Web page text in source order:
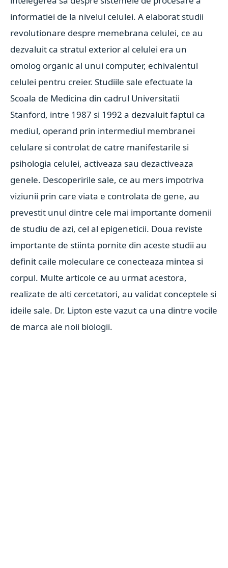
informatiei de la nivelul celulei. A elaborat studii
revolutionare despre memebrana celulei, ce au
dezvaluit ca stratul exterior al celulei era un
omolog organic al unui computer, echivalentul
celulei pentru creier. Studiile sale efectuate la
Scoala de Medicina din cadrul Universitatii
Stanford, intre 1987 si 1992 a dezvaluit faptul ca
mediul, operand prin intermediul membranei
celulare si controlat de catre manifestarile si
psihologia celulei, activeaza sau dezactiveaza
genele. Descoperirile sale, ce au mers impotriva
viziunii prin care viata e controlata de gene, au
prevestit unul dintre cele mai importante domenii
de studiu de azi, cel al epigeneticii. Doua reviste
importante de stiinta pornite din aceste studii au
definit caile moleculare ce conecteaza mintea si
corpul. Multe articole ce au urmat acestora,
realizate de alti cercetatori, au validat conceptele si
ideile sale. Dr. Lipton este vazut ca una dintre vocile
de marca ale noii biologii.